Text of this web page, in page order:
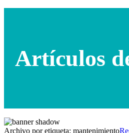
Artículos
Archivo por etiqueta: mantenimiento